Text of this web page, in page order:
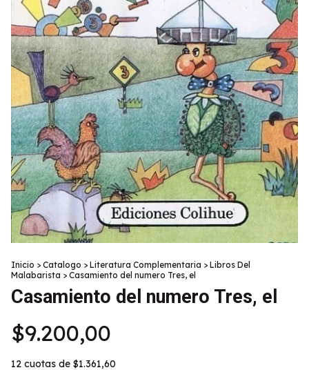
Inicio > Catalogo > Literatura Complementaria > Libros Del
Malabarista > Casamiento del numero Tres, el
Casamiento del numero Tres, el
$9.200,00
12 cuotas de $1.361,60